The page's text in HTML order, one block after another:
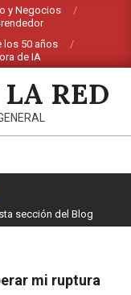
y Negocios
los 50 años
de IA
sección del Blog
mi ruptura